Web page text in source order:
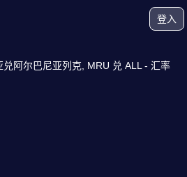
登入
兑阿尔巴尼亚列克, MRU 兑 ALL - 汇率